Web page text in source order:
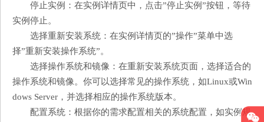
停止实例：在实例详情页中，点击”停止实例”按钮，等待
实例停止。
选择重新安装系统：在实例详情页的”操作”菜单中选
择”重新安装操作系统”。
选择操作系统和镜像：在重新安装系统页面，选择适合的
操作系统和镜像。你可以选择常见的操作系统，如Linux或Win
dows Server，并选择相应的操作系统版本。
配置系统：根据你的需求配置相关的系统配置，如实例规